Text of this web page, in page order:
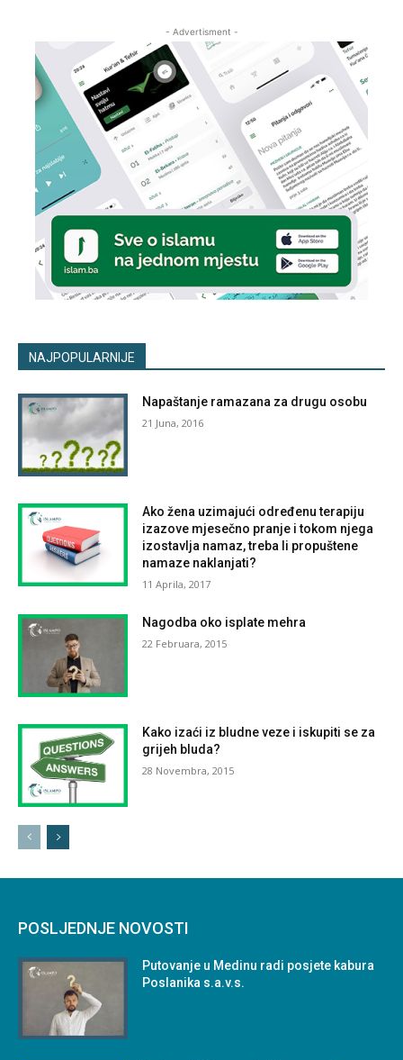
- Advertisment -
NAJPOPULARNIJE
Napaštanje ramazana za drugu osobu
21 Juna, 2016
Ako žena uzimajući određenu terapiju
izazove mjesečno pranje i tokom njega
izostavlja namaz, treba li propuštene
namaze naklanjati?
11 Aprila, 2017
Nagodba oko isplate mehra
22 Februara, 2015
Kako izaći iz bludne veze i iskupiti se za
grijeh bluda?
28 Novembra, 2015
POSLJEDNJE NOVOSTI
Putovanje u Medinu radi posjete kabura
Poslanika s.a.v.s.